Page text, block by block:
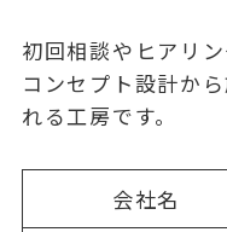
初回相談やヒアリ
コンセプト設計か
れる工房です。
会社名